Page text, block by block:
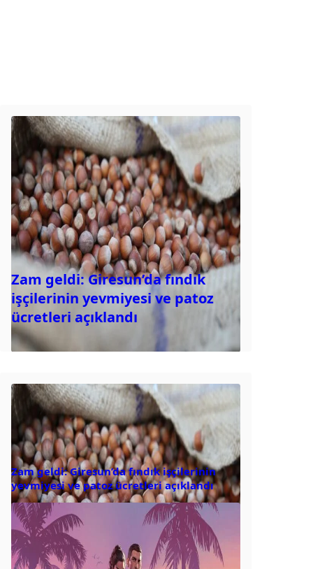
Zam geldi: Giresun’da fındık
işçilerinin yevmiyesi ve patoz
ücretleri açıklandı
Zam geldi: Giresun’da fındık işçilerinin
yevmiyesi ve patoz ücretleri açıklandı